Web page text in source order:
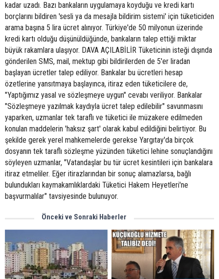
kadar uzadı. Bazı bankaların uygulamaya koyduğu ve kredi kartı
borçlarını bildiren 'sesli ya da mesajla bildirim sistemi' için tüketiciden
arama başına 5 lira ücret alınıyor. Türkiye'de 50 milyonun üzerinde
kredi kartı olduğu düşünüldüğünde, bankaların talep ettiği miktar
büyük rakamlara ulaşıyor. DAVA AÇILABİLİR Tüketicinin isteği dışında
gönderilen SMS, mail, mektup gibi bildirilerden de 5'er liradan
başlayan ücretler talep ediliyor. Bankalar bu ücretleri hesap
özetlerine yansıtmaya başlayınca, itiraz eden tüketicilere de,
"Yaptığımız yasal ve sözleşmeye uygun" cevabı veriliyor. Bankalar
"Sözleşmeye yazılmak kaydıyla ücret talep edilebilir" savunmasını
yaparken, uzmanlar tek taraflı ve tüketici ile müzakere edilmeden
konulan maddelerin 'haksız şart' olarak kabul edildiğini belirtiyor. Bu
şekilde gerek yerel mahkemelerde gerekse Yargıtay'da birçok
dosyanın tek taraflı sözleşme yüzünden tüketici lehine sonuçlandığını
söyleyen uzmanlar, "Vatandaşlar bu tür ücret kesintileri için bankalara
itiraz etmeliler. Eğer itirazlarından bir sonuç alamazlarsa, bağlı
bulundukları kaymakamlıklardaki Tüketici Hakem Heyetleri'ne
başvurmalılar" tavsiyesinde bulunuyor.
Önceki ve Sonraki Haberler